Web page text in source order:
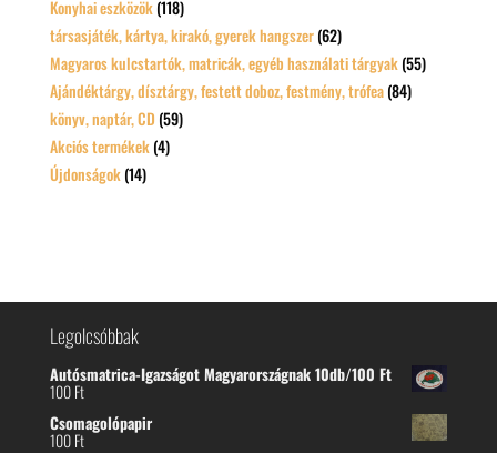
Konyhai eszközök (118)
társasjáték, kártya, kirakó, gyerek hangszer (62)
Magyaros kulcstartók, matricák, egyéb használati tárgyak (55)
Ajándéktárgy, dísztárgy, festett doboz, festmény, trófea (84)
könyv, naptár, CD (59)
Akciós termékek (4)
Újdonságok (14)
Legolcsóbbak
Autósmatrica-Igazságot Magyarországnak 10db/100 Ft
100Ft
Csomagolópapir
100Ft